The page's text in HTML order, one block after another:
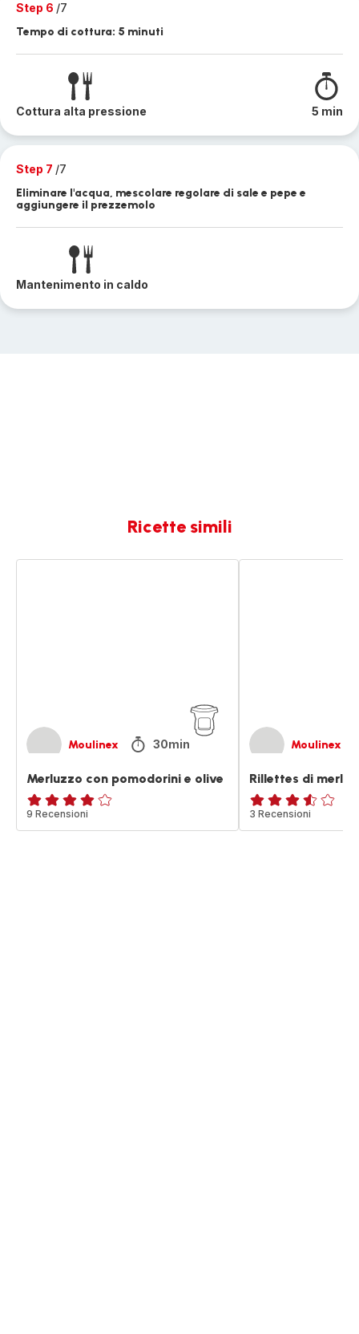
Step 6 /7
Tempo di cottura: 5 minuti
Cottura alta pressione 5 min
Step 7 /7
Eliminare l'acqua, mescolare regolare di sale e pepe e
aggiungere il prezzemolo
Mantenimento in caldo
Ricette simili
Moulinex 30min
Merluzzo con pomodorini e olive
Recensione
di
9 Recensioni
Moulinex
Rillettes di
ratings.3.5
3 Recensioni